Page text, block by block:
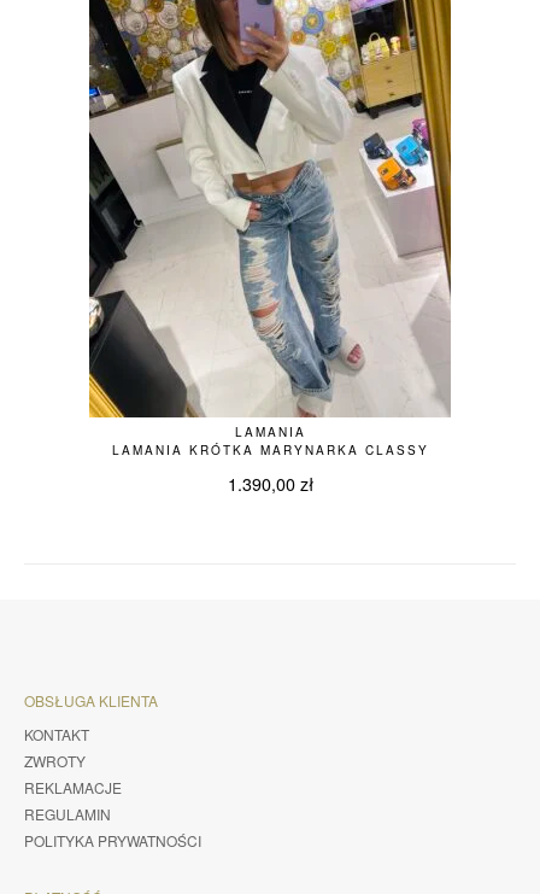
LAMANIA
LAMANIA KRÓTKA MARYNARKA CLASSY
1.390,00 zł
OBSŁUGA KLIENTA
KONTAKT
ZWROTY
REKLAMACJE
REGULAMIN
POLITYKA PRYWATNOŚCI